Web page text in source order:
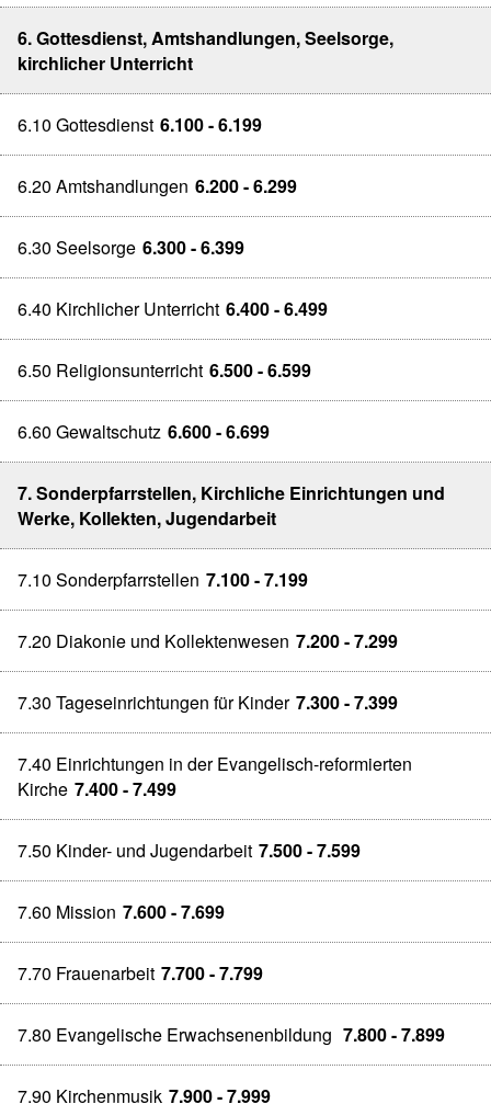
6. Gottesdienst, Amtshandlungen, Seelsorge,
kirchlicher Unterricht
6.10 Gottesdienst 6.100 - 6.199
6.20 Amtshandlungen 6.200 - 6.299
6.30 Seelsorge 6.300 - 6.399
6.40 Kirchlicher Unterricht 6.400 - 6.499
6.50 Religionsunterricht 6.500 - 6.599
6.60 Gewaltschutz 6.600 - 6.699
7. Sonderpfarrstellen, Kirchliche Einrichtungen und
Werke, Kollekten, Jugendarbeit
7.10 Sonderpfarrstellen 7.100 - 7.199
7.20 Diakonie und Kollektenwesen 7.200 - 7.299
7.30 Tageseinrichtungen für Kinder 7.300 - 7.399
7.40 Einrichtungen in der Evangelisch-reformierten
Kirche 7.400 - 7.499
7.50 Kinder- und Jugendarbeit 7.500 - 7.599
7.60 Mission 7.600 - 7.699
7.70 Frauenarbeit 7.700 - 7.799
7.80 Evangelische Erwachsenenbildung 7.800 - 7.899
7.90 Kirchenmusik 7.900 - 7.999